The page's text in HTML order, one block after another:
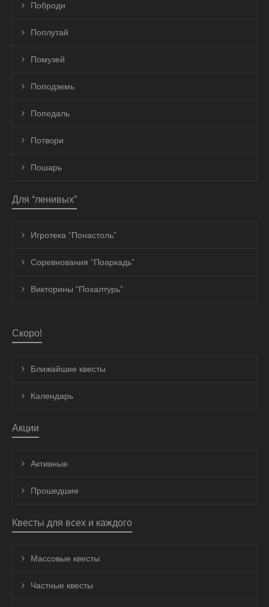
Поброди
Поплутай
Помузей
Поподземь
Попедаль
Потвори
Пошарь
Для “ленивых”
Игротека “Понастоль”
Соревнования “Поаркадь”
Викторины “Похалтурь”
Скоро!
Ближайшие квесты
Календарь
Акции
Активные
Прошедшие
Квесты для всех и каждого
Массовые квесты
Частные квесты